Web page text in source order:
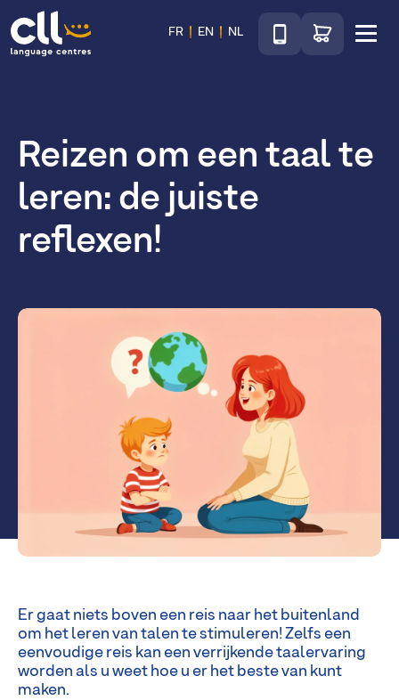
CLL
FR EN NL
TéléphoneGa naar de
Reizen om een taal te
leren: de juiste
reflexen!
Er gaat niets boven een reis naar het buitenland
om het leren van talen te stimuleren! Zelfs een
eenvoudige reis kan een verrijkende taalervaring
worden als u weet hoe u er het beste van kunt
maken.